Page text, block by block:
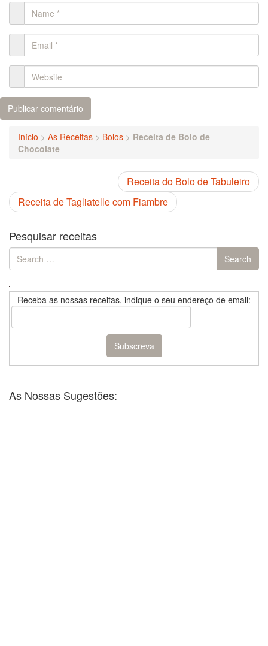
Início > As Receitas > Bolos > Receita de Bolo de
Chocolate
Receita do Bolo de Tabuleiro
Receita de Tagliatelle com Fiambre
Pesquisar receitas
Search
for:
Search
Receba as nossas receitas, indique o seu endereço de email:
As Nossas Sugestões: